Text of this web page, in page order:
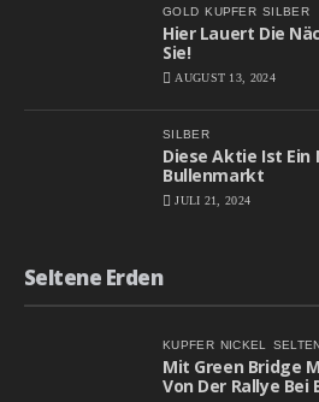
GOLD KUPFER SILBER
Hier Lauert Die
Sie!
AUGUST 13, 2024
SILBER
Diese Aktie Ist Ein
Bullenmarkt
JULI 21, 2024
Seltene Erden
KUPFER NICKEL
Mit Green Bridge
Von Der Rallye